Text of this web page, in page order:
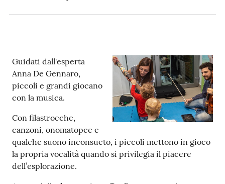
Casa
Archivio
storico
Guidati dall'esperta
Anna De Gennaro,
piccoli e grandi giocano
con la musica.
Con filastrocche,
canzoni, onomatopee e
qualche suono inconsueto, i piccoli mettono in gioco
la propria vocalità quando si privilegia il piacere
dell’esplorazione.